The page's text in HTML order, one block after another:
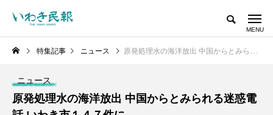
特集記事 ニュース 原発処理水の海洋放出 中国からとみられる迷惑電話 いわき市１４７件に
ニュース
原発処理水の海洋放出 中国からとみられる迷惑電